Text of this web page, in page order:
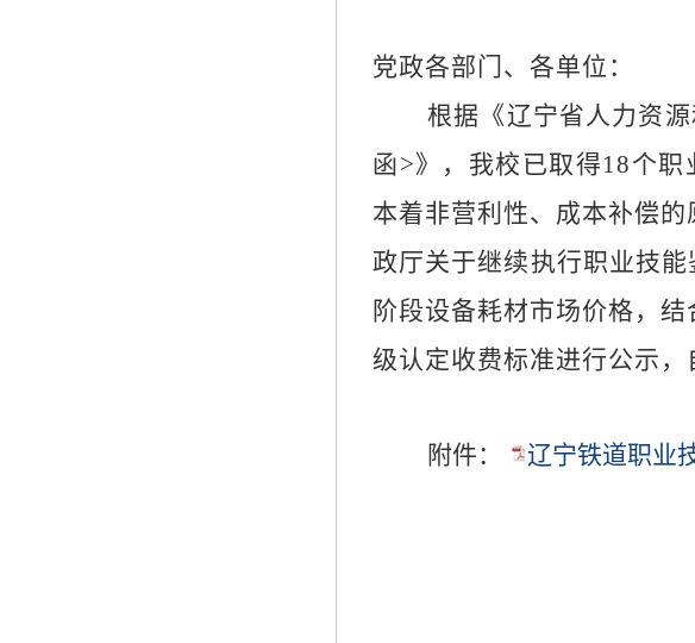
党政各部门、各单位：
根据 《辽宁省人力资
函>》 ，我校已取得18个职
本着非营利性、成本补偿
政厅关于继续执行职业技
阶段设备耗材市场价格，结
级认定收费标准进行公示，
附件： 辽宁铁道职业